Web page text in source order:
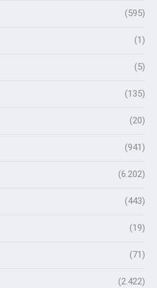
(595)
(1)
(5)
(135)
(20)
(941)
(6.202)
(443)
(19)
(71)
(2.422)